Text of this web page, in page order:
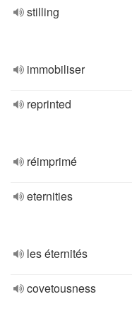
stilling
immobiliser
reprinted
réimprimé
eternities
les éternités
covetousness